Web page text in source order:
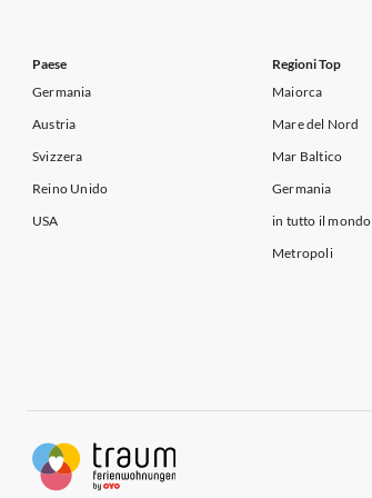
Paese
Germania
Austria
Svizzera
Reino Unido
USA
Regioni Top
Maiorca
Mare del Nord
Mar Baltico
Germania
in tutto il mondo
Metropoli